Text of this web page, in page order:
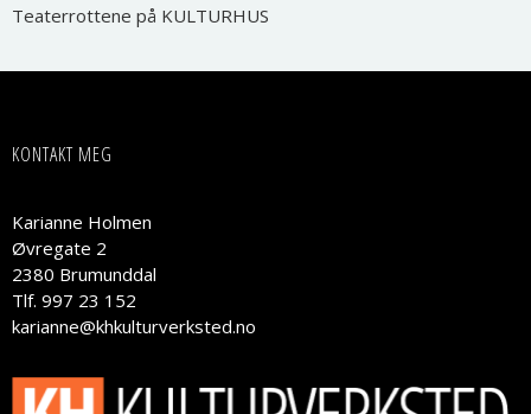
Tea­ter­rot­te­ne på KULTURHUS
KONTAKT MEG
Karianne Holmen
Øvregate 2
2380 Brumunddal
Tlf. 997 23 152
karianne@khkulturverksted.no